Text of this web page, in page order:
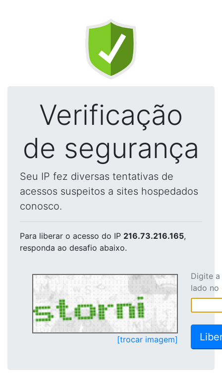
Verificação
de segurança
Seu IP fez diversas tentativas de
acessos suspeitos a sites hospedados
conosco.
Para liberar o acesso do IP 216.73.216.165,
responda ao desafio abaixo.
[trocar imagem]
Digite
lado no